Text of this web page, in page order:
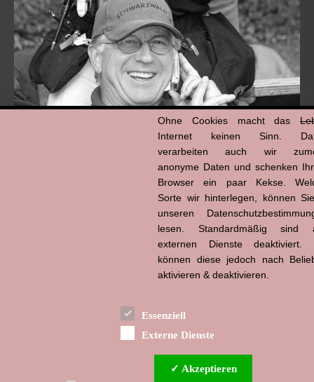
Ohne Cookies macht das
Internet keinen Sinn.
verarbeiten auch wir
anonyme Daten und schenken
Browser ein paar Kekse.
Sorte wir hinterlegen, können
unseren
lesen. Standardmäßig sind
externen Dienste deaktiviert.
können diese jedoch nach
aktivieren & deaktivieren.
Essenziell
Externe Dienste
✓ Akzeptieren